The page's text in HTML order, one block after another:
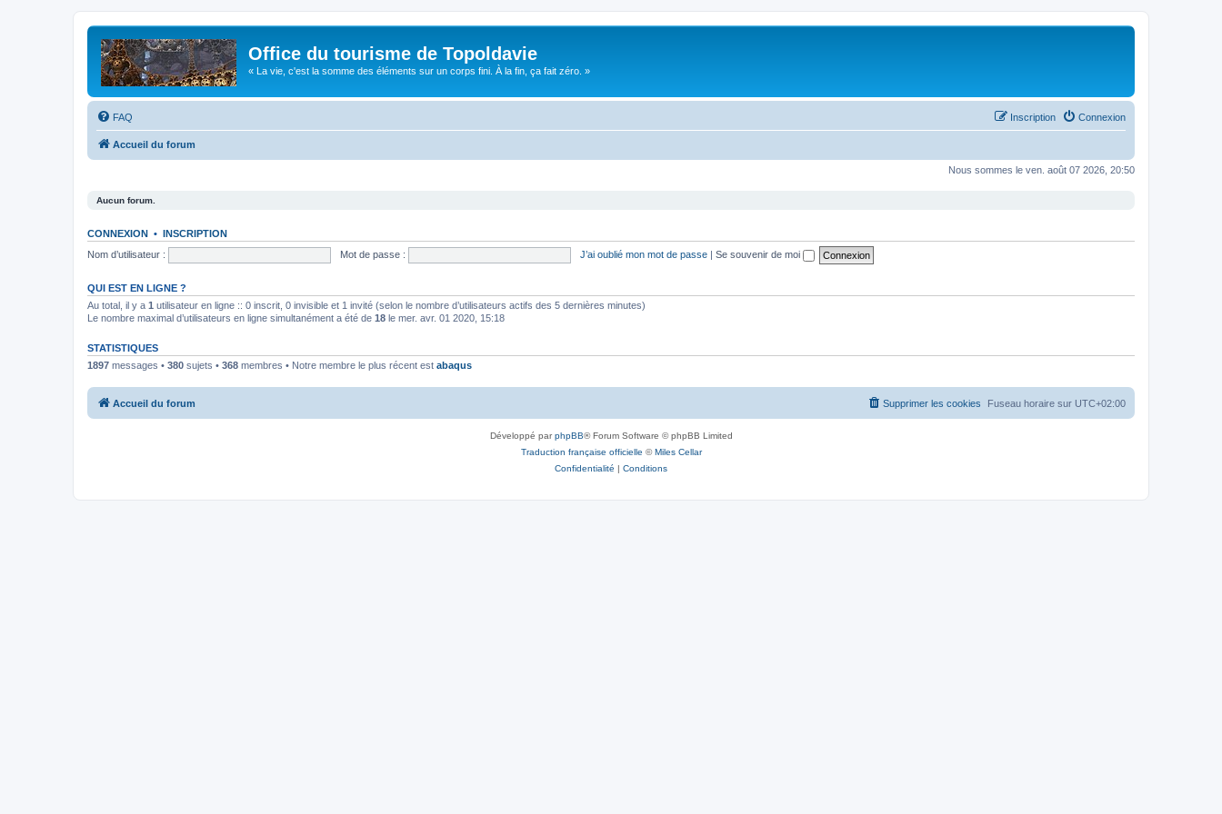
Office du tourisme de Topoldavie
« La vie, c'est la somme des éléments sur un corps fini. À la fin, ça fait zéro. »
FAQ Connexion
Inscription
Accueil du forum
Nous sommes le ven. août 07 2026, 20:50
Aucun forum.
CONNEXION • INSCRIPTION
Nom d’utilisateur :
Mot de passe : J’ai oublié mon mot de passe | Se souvenir de moi
QUI EST EN LIGNE ?
Au total, il y a 1 utilisateur en ligne :: 0 inscrit, 0 invisible et 1 invité (selon le nombre d’utilisateurs actifs des 5 dernières minutes)
Le nombre maximal d’utilisateurs en ligne simultanément a été de 18 le mer. avr. 01 2020, 15:18
STATISTIQUES
1897 messages • 380 sujets • 368 membres • Notre membre le plus récent est abaqus
Accueil du forum Fuseau horaire sur UTC+02:00
Supprimer les cookies
Développé parphpBB® Forum Software © phpBB Limited
Traduction française officielle ©Miles Cellar
Confidentialité | Conditions